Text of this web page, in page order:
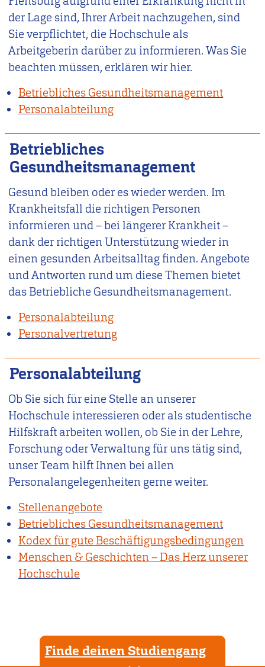
der Lage sind, Ihrer Arbeit nachzugehen, sind
Sie verpflichtet, die Hochschule als
Arbeitgeberin darüber zu informieren. Was Sie
beachten müssen, erklären wir hier.
Betriebliches Gesundheitsmanagement
Personalabteilung
Betriebliches
Gesundheitsmanagement
Gesund bleiben oder es wieder werden. Im
Krankheitsfall die richtigen Personen
informieren und – bei längerer Krankheit –
dank der richtigen Unterstützung wieder in
einen gesunden Arbeitsalltag finden. Angebote
und Antworten rund um diese Themen bietet
das Betriebliche Gesundheitsmanagement.
Personalabteilung
Personalvertretung
Personalabteilung
Ob Sie sich für eine Stelle an unserer
Hochschule interessieren oder als studentische
Hilfskraft arbeiten wollen, ob Sie in der Lehre,
Forschung oder Verwaltung für uns tätig sind,
unser Team hilft Ihnen bei allen
Personalangelegenheiten gerne weiter.
Stellenangebote
Betriebliches Gesundheitsmanagement
Kodex für gute Beschäftigungsbedingungen
Menschen & Geschichten – Das Herz unserer
Hochschule
Finde deinen Studiengang